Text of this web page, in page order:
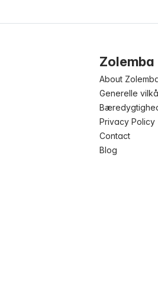
Zolemba
About
Generelle
Privacy Policy
Contact
Blog